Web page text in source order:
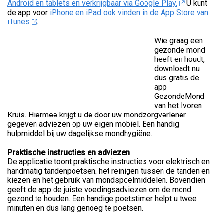
Android en tablets en verkrijgbaar via Google Play.
U kunt
de app voor iPhone en iPad ook vinden in de App Store van
iTunes
.
Wie graag een
gezonde mond
heeft en houdt,
downloadt nu
dus gratis de
app
GezondeMond
van het Ivoren
Kruis. Hiermee krijgt u de door uw mondzorgverlener
gegeven adviezen op uw eigen mobiel. Een handig
hulpmiddel bij uw dagelijkse mondhygiëne.
Praktische instructies en adviezen
De applicatie toont praktische instructies voor elektrisch en
handmatig tandenpoetsen, het reinigen tussen de tanden en
kiezen en het gebruik van mondspoelmiddelen. Bovendien
geeft de app de juiste voedingsadviezen om de mond
gezond te houden. Een handige poetstimer helpt u twee
minuten en dus lang genoeg te poetsen.